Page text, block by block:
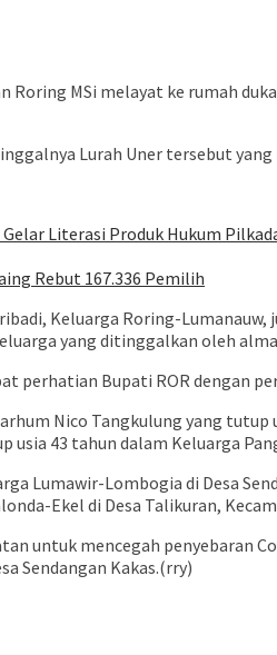
Roring MSi melayat ke rumah
Lurah Uner tersebut
Literasi Produk Hukum
Rebut 167.336 Pemilih
Keluarga Roring-
yang ditinggalkan oleh
perhatian Bupati ROR dengan
Nico Tangkulung yang
43 tahun dalam Keluarga
Lumawir-Lombogia di Desa
Ekel di Desa Talikuran,
untuk mencegah penyebaran
Sendangan Kakas.(rry)